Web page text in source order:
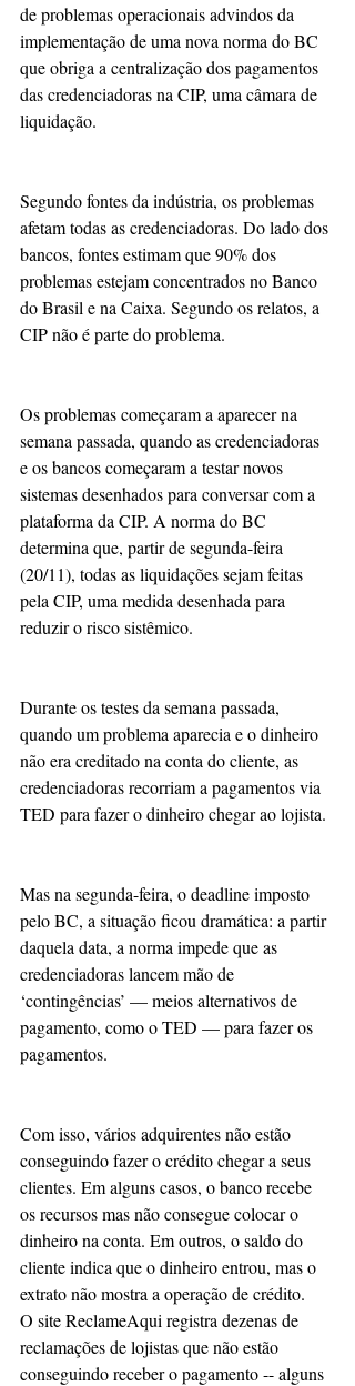
de problemas operacionais advindos da
implementação de uma nova norma do BC
que obriga a centralização dos pagamentos
das credenciadoras na CIP, uma câmara de
liquidação.
Segundo fontes da indústria, os problemas
afetam todas as credenciadoras. Do lado dos
bancos, fontes estimam que 90% dos
problemas estejam concentrados no Banco
do Brasil e na Caixa. Segundo os relatos, a
CIP não é parte do problema.
Os problemas começaram a aparecer na
semana passada, quando as credenciadoras
e os bancos começaram a testar novos
sistemas desenhados para conversar com a
plataforma da CIP. A norma do BC
determina que, partir de segunda-feira
(20/11), todas as liquidações sejam feitas
pela CIP, uma medida desenhada para
reduzir o risco sistêmico.
Durante os testes da semana passada,
quando um problema aparecia e o dinheiro
não era creditado na conta do cliente, as
credenciadoras recorriam a pagamentos via
TED para fazer o dinheiro chegar ao lojista.
Mas na segunda-feira, o deadline imposto
pelo BC, a situação ficou dramática: a partir
daquela data, a norma impede que as
credenciadoras lancem mão de
‘contingências’ — meios alternativos de
pagamento, como o TED — para fazer os
pagamentos.
Com isso, vários adquirentes não estão
conseguindo fazer o crédito chegar a seus
clientes. Em alguns casos, o banco recebe
os recursos mas não consegue colocar o
dinheiro na conta. Em outros, o saldo do
cliente indica que o dinheiro entrou, mas o
extrato não mostra a operação de crédito.
O site ReclameAqui registra dezenas de
reclamações de lojistas que não estão
conseguindo receber o pagamento -- alguns